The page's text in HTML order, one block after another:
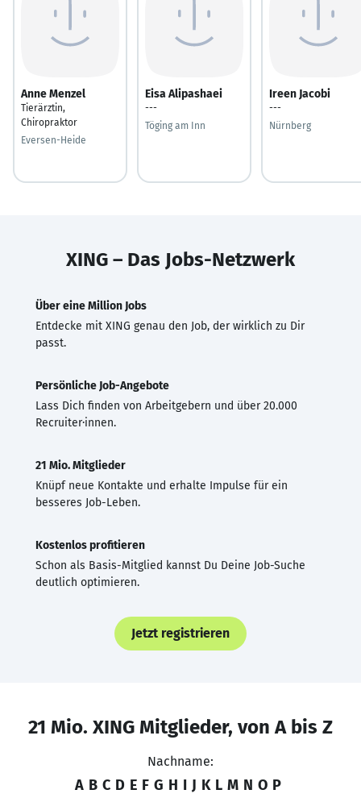
Anne Menzel
Tierärztin,
Chiropraktor
Eversen-Heide
Eisa Alipashaei
---
Töging am Inn
Ireen Jacobi
---
Nürnberg
XING – Das Jobs-Netzwerk
Über eine Million Jobs
Entdecke mit XING genau den Job, der wirklich zu Dir
passt.
Persönliche Job-Angebote
Lass Dich finden von Arbeitgebern und über 20.000
Recruiter·innen.
21 Mio. Mitglieder
Knüpf neue Kontakte und erhalte Impulse für ein
besseres Job-Leben.
Kostenlos profitieren
Schon als Basis-Mitglied kannst Du Deine Job-Suche
deutlich optimieren.
Jetzt registrieren
21 Mio. XING Mitglieder, von A bis Z
Nachname:
A B C D E F G H I J K L M N O P